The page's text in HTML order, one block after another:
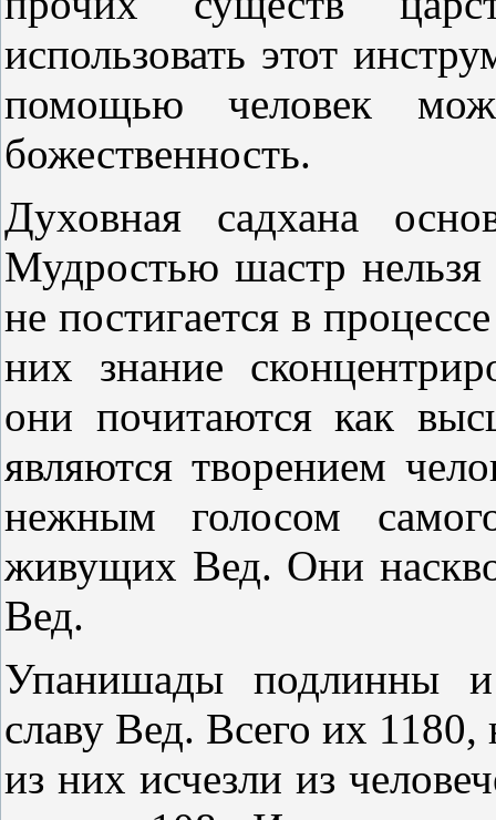
использовать этот
помощью человек
божественность.
Духовная садхана
Мудростью шастр
не постигается в
них знание
они почитаются как
являются творением
нежным голосом
живущих Вед. Они
Вед.
Упанишады подлинны и
славу Вед. Всего их
из них исчезли из